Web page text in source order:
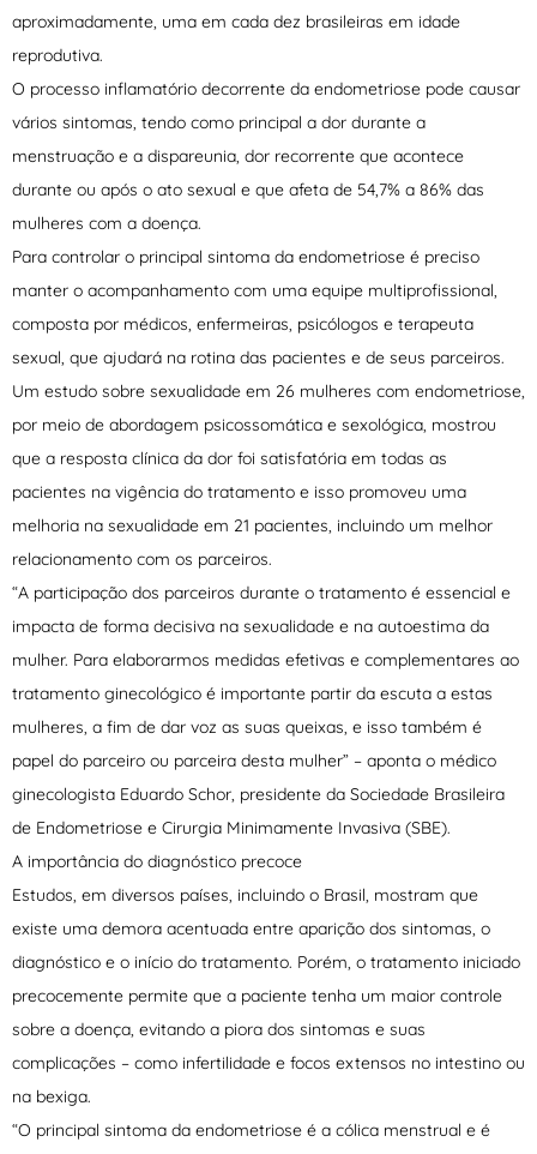
aproximadamente, uma em cada dez brasileiras em idade
reprodutiva.
O processo inflamatório decorrente da endometriose pode causar
vários sintomas, tendo como principal a dor durante a
menstruação e a dispareunia, dor recorrente que acontece
durante ou após o ato sexual e que afeta de 54,7% a 86% das
mulheres com a doença.
Para controlar o principal sintoma da endometriose é preciso
manter o acompanhamento com uma equipe multiprofissional,
composta por médicos, enfermeiras, psicólogos e terapeuta
sexual, que ajudará na rotina das pacientes e de seus parceiros.
Um estudo sobre sexualidade em 26 mulheres com endometriose,
por meio de abordagem psicossomática e sexológica, mostrou
que a resposta clínica da dor foi satisfatória em todas as
pacientes na vigência do tratamento e isso promoveu uma
melhoria na sexualidade em 21 pacientes, incluindo um melhor
relacionamento com os parceiros.
“A participação dos parceiros durante o tratamento é essencial e
impacta de forma decisiva na sexualidade e na autoestima da
mulher. Para elaborarmos medidas efetivas e complementares ao
tratamento ginecológico é importante partir da escuta a estas
mulheres, a fim de dar voz as suas queixas, e isso também é
papel do parceiro ou parceira desta mulher” – aponta o médico
ginecologista Eduardo Schor, presidente da Sociedade Brasileira
de Endometriose e Cirurgia Minimamente Invasiva (SBE).
A importância do diagnóstico precoce
Estudos, em diversos países, incluindo o Brasil, mostram que
existe uma demora acentuada entre aparição dos sintomas, o
diagnóstico e o início do tratamento. Porém, o tratamento iniciado
precocemente permite que a paciente tenha um maior controle
sobre a doença, evitando a piora dos sintomas e suas
complicações – como infertilidade e focos extensos no intestino ou
na bexiga.
“O principal sintoma da endometriose é a cólica menstrual e é